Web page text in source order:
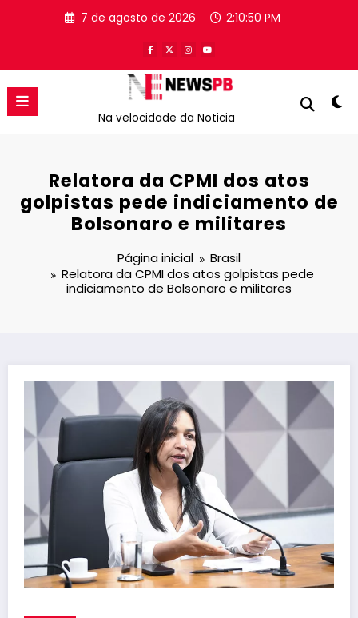
7 de agosto de 2026 2:10:50 PM
Na velocidade da Noticia
Relatora da CPMI dos atos
golpistas pede indiciamento de
Bolsonaro e militares
Página inicial
Brasil
Relatora da CPMI dos atos golpistas pede
indiciamento de Bolsonaro e militares